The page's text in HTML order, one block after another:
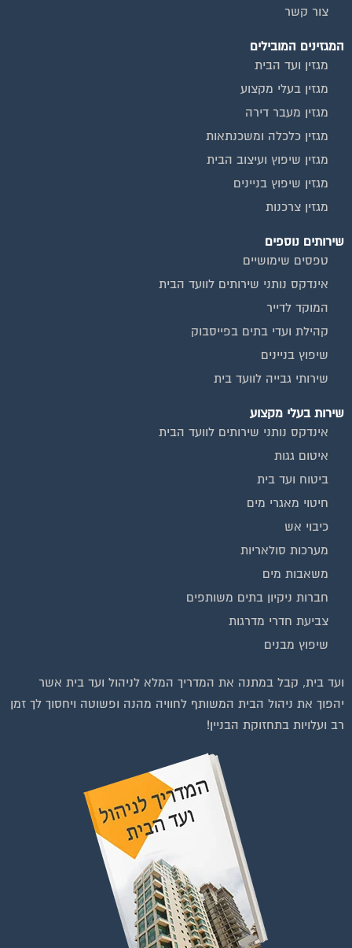
צור קשר
המגזינים המובילים
מגזין ועד הבית
מגזין בעלי מקצוע
מגזין מעבר דירה
מגזין כלכלה ומשכנתאות
מגזין שיפוץ ועיצוב הבית
מגזין שיפוץ בניינים
מגזין צרכנות
שירותים נוספים
טפסים שימושיים
אינדקס נותני שירותים לוועד הבית
המוקד לדייר
קהילת ועדי בתים בפייסבוק
שיפוץ בניינים
שירותי גבייה לוועד בית
שירות בעלי מקצוע
אינדקס נותני שירותים לוועד הבית
איטום גגות
ביטוח ועד בית
חיטוי מאגרי מים
כיבוי אש
מערכות סולאריות
משאבות מים
חברות ניקיון בתים משותפים
צביעת חדרי מדרגות
שיפוץ מבנים
ועד בית, קבל במתנה את המדריך המלא לניהול ועד בית אשר
יהפוך את ניהול הבית המשותף לחוויה מהנה ופשוטה ויחסוך לך זמן
רב ועלויות בתחזוקת הבניין!
לחצו על התמונה או על הכפתור ושלחו בקשת הצטרפות בדף
הקבוצה
לחץ למעבר לקבוצה